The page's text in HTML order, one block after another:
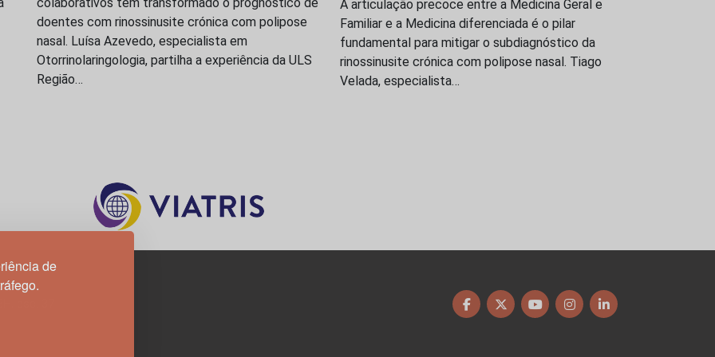
de
doentes com rinossinusite crónica com polipose
nasal. Luísa Azevedo, especialista em
Otorrinolaringologia, partilha a experiência da ULS
Região…
A articulação precoce entre a Medicina Geral e
Familiar e a Medicina diferenciada é o pilar
fundamental para mitigar o subdiagnóstico da
rinossinusite crónica com polipose nasal. Tiago
Velada, especialista…